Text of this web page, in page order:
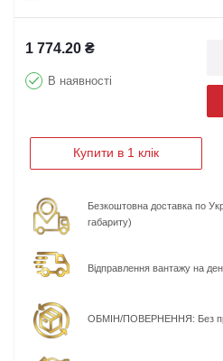
1 774.20 ₴
В наявності
Купити в 1 клік
Безкоштовна доставка по
габариту)
Відправлення вантажу на
ОБМІН/ПОВЕРНЕННЯ: Без